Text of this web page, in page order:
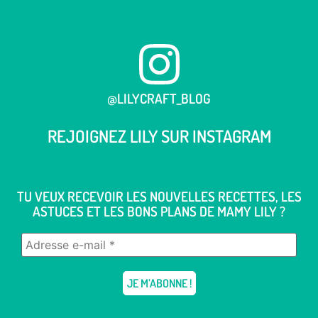
@LILYCRAFT_BLOG
REJOIGNEZ LILY SUR INSTAGRAM
TU VEUX RECEVOIR LES NOUVELLES RECETTES, LES
ASTUCES ET LES BONS PLANS DE MAMY LILY ?